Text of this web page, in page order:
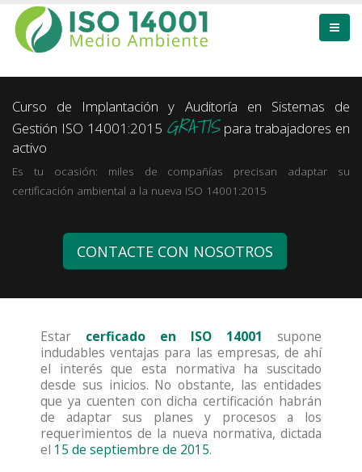
Curso de Implantación y Auditoría en Sistemas de
Gestión ISO 14001:2015 GRATISpara trabajadores en
activo
Es tu ocasión: miles de compañías precisan adaptar su
certificación ambiental a la nueva ISO 14001:2015
CONTACTE CON NOSOTROS
Estar cerficado en ISO 14001 supone
indudables ventajas para las empresas, de ahí
el interés que esta normativa ha suscitado
desde sus inicios. No obstante, las entidades
que ya cuenten con dicha certificación habrán
de adaptar sus planes y procesos a los
requerimientos de la nueva normativa, dictada
el 15 de septiembre de 2015.